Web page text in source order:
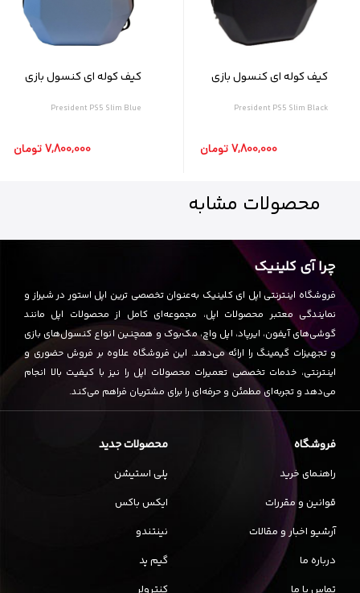
کیف کوله ای کنسول بازی
President PS5 Slim Black
7,800,000 تومان
کیف کوله ای کنسول بازی
President PS5 Slim Blue
7,800,000 تومان
محصولات مشابه
چرا آی کلینیک
فروشگاه اینترنتی اپل ای کلینیک به‌عنوان تخصصی ترین اپل استور در شیراز و
نمایندگی معتبر محصولات اپل، مجموعه‌ای کامل از محصولات اپل مانند
گوشی‌های آیفون، ایرپاد، اپل واچ، مک‌بوک و همچنین انواع کنسول‌های بازی
و تجهیزات گیمینگ را ارائه می‌دهد. این فروشگاه علاوه بر فروش حضوری و
اینترنتی، خدمات تخصصی تعمیرات محصولات اپل را نیز با کیفیت بالا انجام
می‌دهد و تجربه‌ای مطمئن و حرفه‌ای را برای مشتریان فراهم می‌کند.
فروشگاه
راهنمای خرید
قوانین و مقررات
آرشیو اخبار و مقالات
درباره ما
تماس با ما
محصولات جدید
پلی استیشن
ایکس باکس
نینتندو
گیم پد
کنترولر